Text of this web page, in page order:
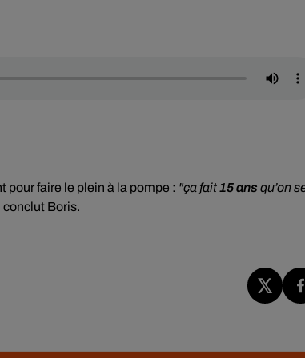
pour faire le plein à la pompe : "ça fait15 ans qu’on
conclut Boris.